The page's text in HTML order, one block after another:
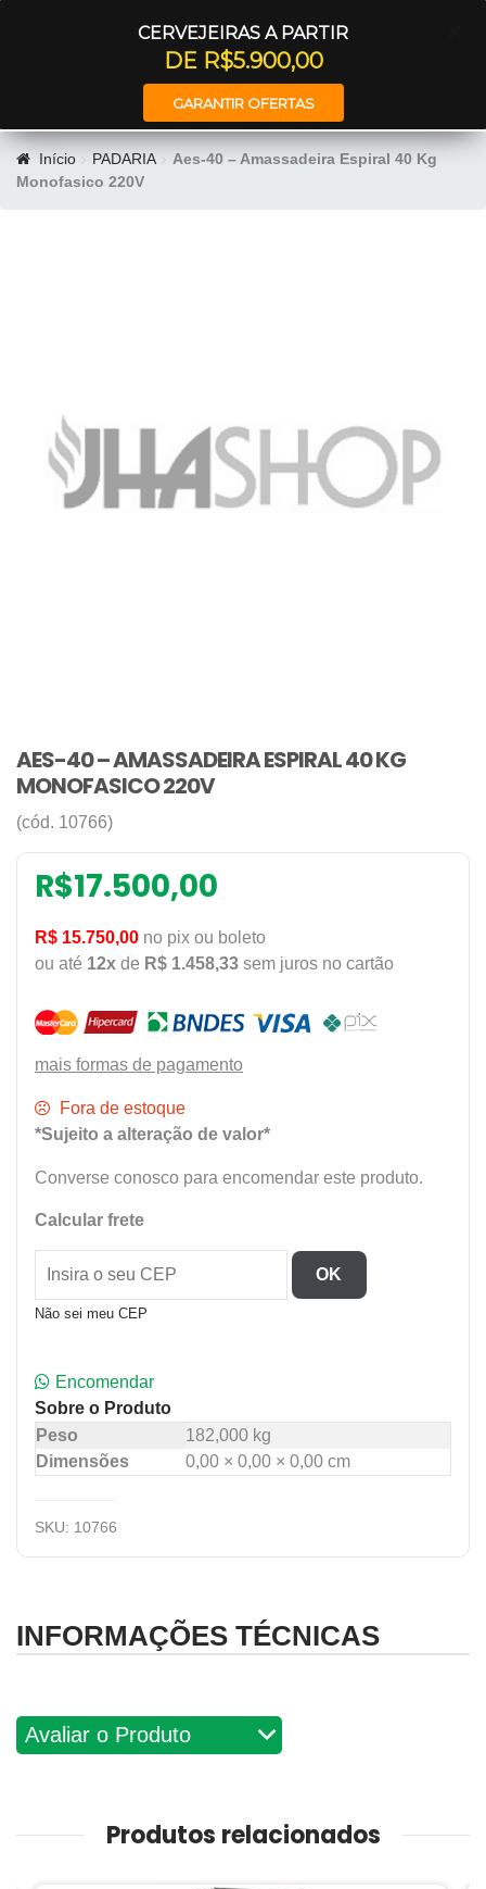
CERVEJEIRAS A PARTIR
DE R$5.900,00
GARANTIR OFERTAS
Início PADARIA
Aes-40 – Amassadeira Espiral 40 Kg
Monofasico 220V
AES-40 – AMASSADEIRA ESPIRAL 40 KG
MONOFASICO 220V
(cód. 10766)
R$17.500,00
R$ 15.750,00 no pix ou boleto
ou até 12x de R$ 1.458,33 sem juros no cartão
mais formas de pagamento
Fora de estoque
*Sujeito a alteração de valor*
Converse conosco para encomendar este produto.
Calcular frete
OK
Não sei meu CEP
Encomendar
Sobre o Produto
Peso
182,000 kg
Dimensões
0,00 × 0,00 × 0,00 cm
SKU: 10766
INFORMAÇÕES TÉCNICAS
Avaliações
Produtos relacionados